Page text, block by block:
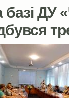
базі ДУ